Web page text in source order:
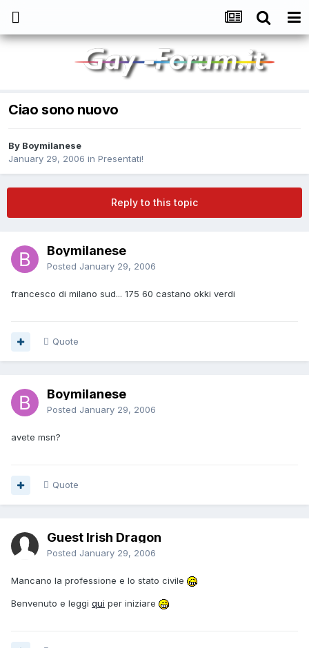
Ciao sono nuovo
By Boymilanese
January 29, 2006 in Presentati!
Reply to this topic
Boymilanese
Posted January 29, 2006
francesco di milano sud... 175 60 castano okki verdi
Quote
Boymilanese
Posted January 29, 2006
avete msn?
Quote
Guest Irish Dragon
Posted January 29, 2006
Mancano la professione e lo stato civile
Benvenuto e leggi qui per iniziare